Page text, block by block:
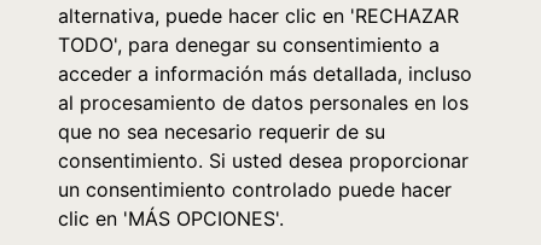
alternativa, puede hacer clic en 'RECHAZAR
TODO', para denegar su consentimiento a
acceder a información más detallada, incluso
al procesamiento de datos personales en los
que no sea necesario requerir de su
consentimiento. Si usted desea proporcionar
un consentimiento controlado puede hacer
clic en 'MÁS OPCIONES'.